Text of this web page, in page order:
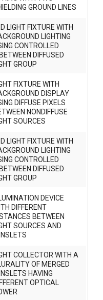
GROUND LINES
LIGHT FIXTURE WITH
LIGHTING
CONTROLLED
DIFFUSED
GROUP
FIXTURE WITH
DISPLAY
DIFFUSE PIXELS
NONDIFFUSE
SOURCES
LIGHT FIXTURE WITH
LIGHTING
CONTROLLED
DIFFUSED
GROUP
DEVICE
DIFFERENT
BETWEEN
SOURCES AND
COLLECTOR WITH A
OF MERGED
HAVING
OPTICAL